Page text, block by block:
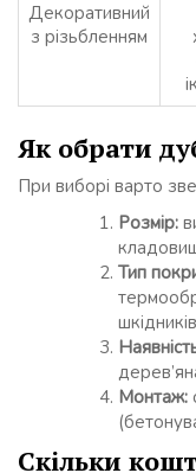
Декоративний
з різьбленням
Як обрати
При виборі варто
Розмір:
Тип
Монтаж:
Скільки